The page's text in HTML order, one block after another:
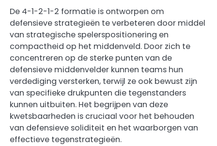
De 4-1-2-1-2 formatie is ontworpen om
defensieve strategieën te verbeteren door middel
van strategische spelerspositionering en
compactheid op het middenveld. Door zich te
concentreren op de sterke punten van de
defensieve middenvelder kunnen teams hun
verdediging versterken, terwijl ze ook bewust zijn
van specifieke drukpunten die tegenstanders
kunnen uitbuiten. Het begrijpen van deze
kwetsbaarheden is cruciaal voor het behouden
van defensieve soliditeit en het waarborgen van
effectieve tegenstrategieën.